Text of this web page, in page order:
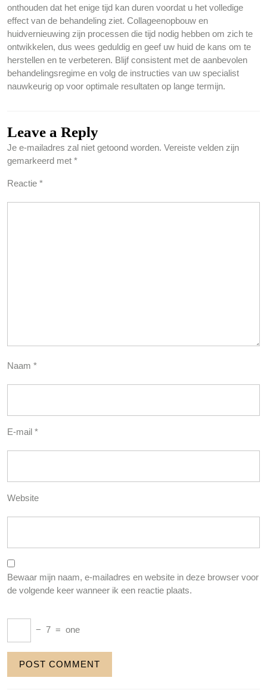
onthouden dat het enige tijd kan duren voordat u het volledige
effect van de behandeling ziet. Collageenopbouw en
huidvernieuwing zijn processen die tijd nodig hebben om zich te
ontwikkelen, dus wees geduldig en geef uw huid de kans om te
herstellen en te verbeteren. Blijf consistent met de aanbevolen
behandelingsregime en volg de instructies van uw specialist
nauwkeurig op voor optimale resultaten op lange termijn.
Leave a Reply
Je e-mailadres zal niet getoond worden. Vereiste velden zijn
gemarkeerd met *
Reactie *
Naam *
E-mail *
Website
Bewaar mijn naam, e-mailadres en website in deze browser voor
de volgende keer wanneer ik een reactie plaats.
− 7 = one